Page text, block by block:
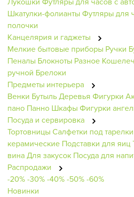
Шкатулки-фолиантыФутляры для
полочки
Канцелярия и гаджеты
Мелкие бытовые приборы Ручки
Пеналы Блокноты Разное
ручной Брелоки
Предметы интерьера
Венки БутыльДеревья Фигурки
пано Панно ШкафыФигурки
Посуда и сервировка
ТортовницыСалфетки под тарелки
керамические Подставки для яиц
винаДля закусок Посуда для
Распродажи
-20%-30%-40%-50%-60%
Новинки